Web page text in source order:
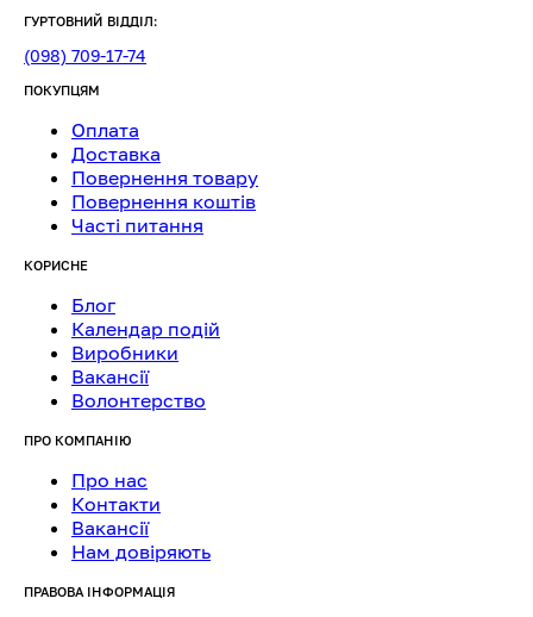
ГУРТОВНИЙ ВІДДІЛ:
(098) 709-17-74
ПОКУПЦЯМ
Оплата
Доставка
Повернення товару
Повернення коштів
Часті питання
КОРИСНЕ
Блог
Календар подій
Виробники
Вакансії
Волонтерство
ПРО КОМПАНІЮ
Про нас
Контакти
Вакансії
Нам довіряють
ПРАВОВА ІНФОРМАЦІЯ